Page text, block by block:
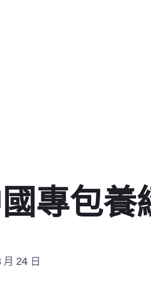
專包
24 日